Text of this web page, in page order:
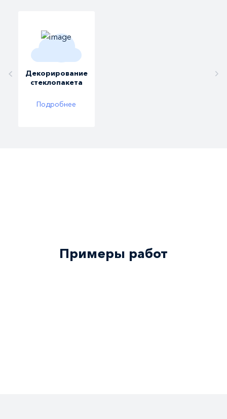
Декорирование
стеклопакета
Подробнее
Примеры работ